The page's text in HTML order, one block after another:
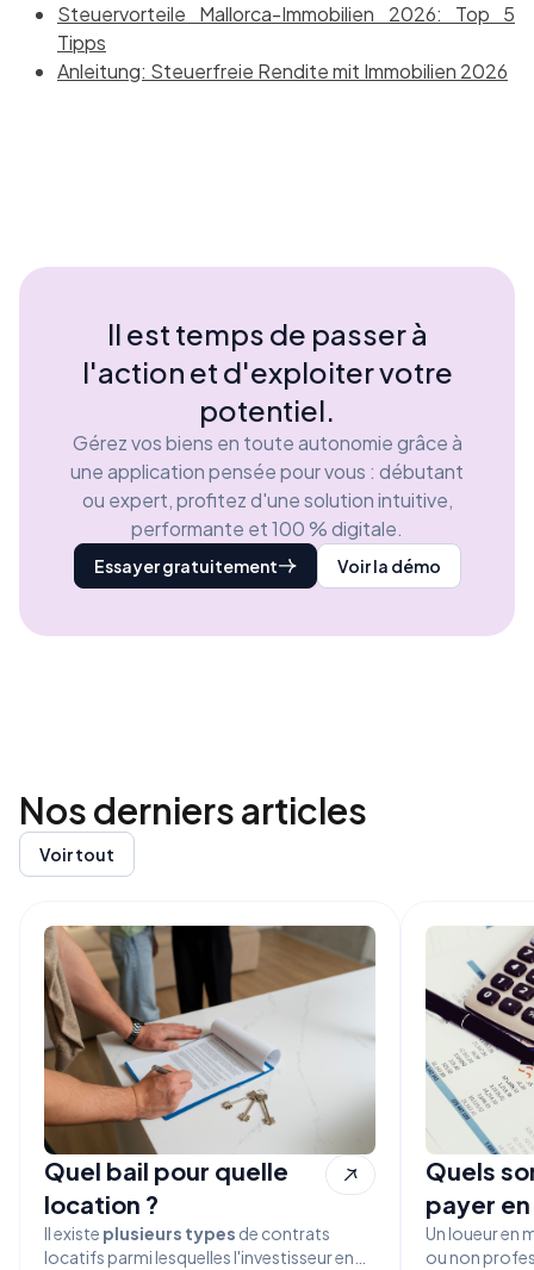
Steuervorteile Mallorca-Immobilien 2026: Top 5
Tipps
Anleitung: Steuerfreie Rendite mit Immobilien 2026
Il est temps de passer à
l'action et d'exploiter votre
potentiel.
Gérez vos biens en toute autonomie grâce à
une application pensée pour vous : débutant
ou expert, profitez d'une solution intuitive,
performante et 100 % digitale.
Essayer gratuitement Voir la démo
Nos derniersarticles
Voir tout
Quel bail pour quelle
location ?
Il existe plusieurs types de contrats
locatifs parmi lesquelles l'investisseur en
Quels
payer en
Un loueur en
ou non